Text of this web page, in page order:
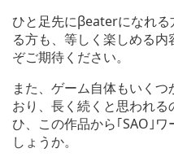
ひと足先にβeaterになれ
る方も、等しく楽しめる
ぞご期待ください。
また、ゲーム自体もいく
おり、長く続くと思われ
ひ、この作品から｢SAO｣
しょうか。